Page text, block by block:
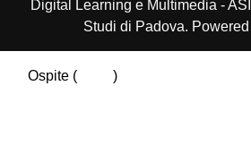
Digital Learning e Multimedia -
Studi di Padova.
Ospite (
)